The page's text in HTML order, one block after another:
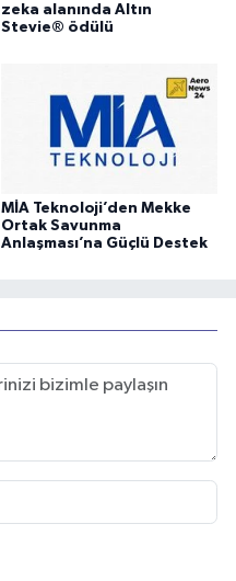
zeka alanında Altın
Stevie® ödülü
MİA Teknoloji’den Mekke
Ortak Savunma
Anlaşması’na Güçlü Destek